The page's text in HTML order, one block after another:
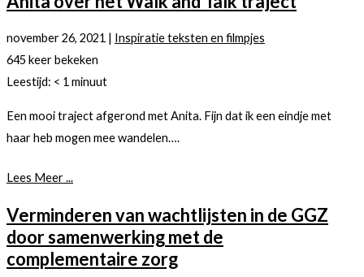
november 26, 2021 | Inspiratie teksten en filmpjes
645 keer bekeken
Leestijd: < 1 minuut
Een mooi traject afgerond met Anita. Fijn dat ik een eindje met
haar heb mogen mee wandelen….
Lees Meer ...
Verminderen van wachtlijsten in de GGZ
door samenwerking met de
complementaire zorg